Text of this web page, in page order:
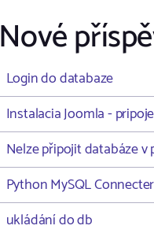
Nové
Login do databaze
Instalacia Joomla -
Nelze připojit databáze
Python MySQL
ukládání do db